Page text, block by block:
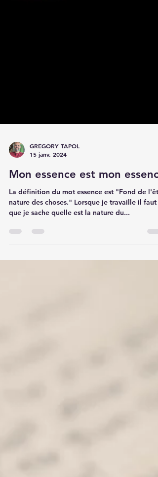
15 janv. 2024
Mon essence est mon
La définition du mot essence est "Fond de
que je sache quelle est la nature du...